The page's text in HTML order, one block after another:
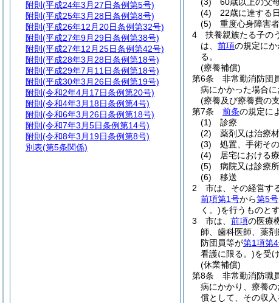
(4)
22歳に達する
(5)
重度心身障害者
4
扶養親族たる子の
は、 前項の規定に
る。
(療養補償)
第6条
非常勤消防団
病にかかった場合
(療養及び療養費の
第7条
前条の規定に
(1)
診療
(2)
薬剤又は治療
(3)
処置、手術そ
(4)
居宅における
(5)
病院又は診療
(6)
移送
2
市は、その経営す
前項第1号から第5号
く。)を行うものとす
3
市は、 前項の医療
師、歯科医師、薬
防団員等が第1項第
看護に限る。)を受
(休業補償)
第8条
非常勤消防職
病にかかり、療養
償として、その収
附則 (平成24年3月27日条例第5号)
附則 (平成25年3月28日条例第8号)
附則 (平成26年12月20日条例第32号)
附則 (平成27年9月29日条例第38号)
附則 (平成27年12月25日条例第42号)
附則 (平成28年3月28日条例第18号)
附則 (平成29年7月11日条例第18号)
附則 (平成30年3月26日条例第19号)
附則 (令和2年4月17日条例第20号)
附則 (令和4年3月18日条例第4号)
附則 (令和6年3月26日条例第18号)
附則 (令和7年3月5日条例第14号)
附則 (令和8年3月19日条例第8号)
別表(第5条関係)